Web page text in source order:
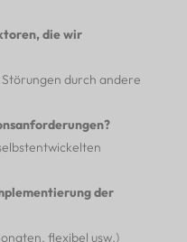
die wir
durch andere
der
flexibel usw.)